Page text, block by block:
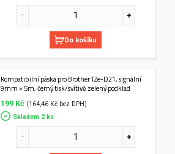
Do košíku
Kompatibilní páska pro Brother TZe-D21, signální
9mm × 5m, černý tisk/svítivě zelený podklad
199 Kč (164,46 Kč bez DPH)
Skladem 2 ks